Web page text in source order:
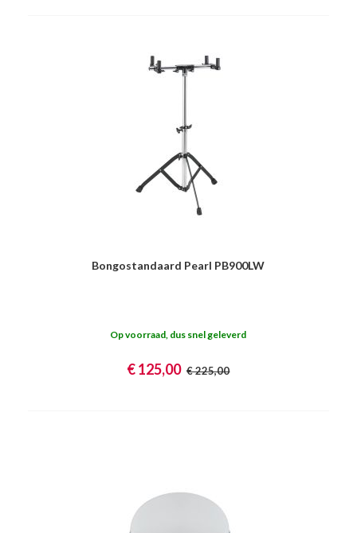
Bongostandaard Pearl PB900LW
Op voorraad, dus snel geleverd
€ 125,00 € 225,00